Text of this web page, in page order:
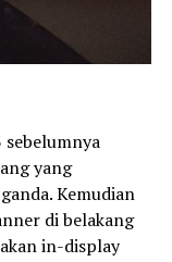
yang
Kemudian
di belakang
in-display